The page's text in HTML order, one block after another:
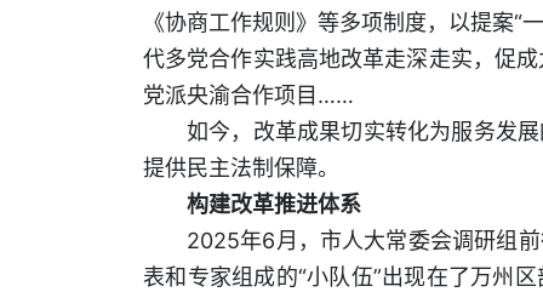
《协商工作规则》等多项制度，以提案“
代多党合作实践高地改革走深走实，促
党派央渝合作项目……
如今，改革成果切实转化为服务发
提供民主法制保障。
构建改革推进体系
2025年6月，市人大常委会调研组
表和专家组成的“小队伍”出现在了万州